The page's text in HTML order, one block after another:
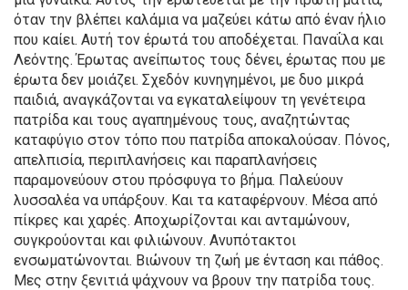
όταν την βλέπει καλάμια να μαζεύει κάτω από έναν ήλιο
που καίει. Αυτή τον έρωτά του αποδέχεται. Παναΐλα και
Λεόντης. Έρωτας ανείπωτος τους δένει, έρωτας που με
έρωτα δεν μοιάζει. Σχεδόν κυνηγημένοι, με δυο μικρά
παιδιά, αναγκάζονται να εγκαταλείψουν τη γενέτειρα
πατρίδα και τους αγαπημένους τους, αναζητώντας
καταφύγιο στον τόπο που πατρίδα αποκαλούσαν. Πόνος,
απελπισία, περιπλανήσεις και παραπλανήσεις
παραμονεύουν στου πρόσφυγα το βήμα. Παλεύουν
λυσσαλέα να υπάρξουν. Και τα καταφέρνουν. Μέσα από
πίκρες και χαρές. Αποχωρίζονται και ανταμώνουν,
συγκρούονται και φιλιώνουν. Ανυπότακτοι
ενσωματώνονται. Βιώνουν τη ζωή με ένταση και πάθος.
Μες στην ξενιτιά ψάχνουν να βρουν την πατρίδα τους.